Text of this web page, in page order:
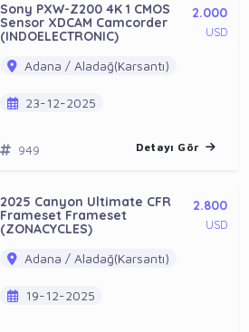
Sony PXW-Z200 4K 1 CMOS
Sensor XDCAM Camcorder
(INDOELECTRONIC)
2.000
USD
Adana / Aladağ(Karsantı)
23-12-2025
949 Detayı Gör
2025 Canyon Ultimate CFR
Frameset Frameset
(ZONACYCLES)
2.800
USD
Adana / Aladağ(Karsantı)
19-12-2025